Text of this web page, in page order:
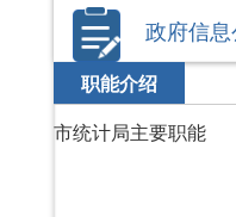
政府信
职能介绍
市统计局主要职能